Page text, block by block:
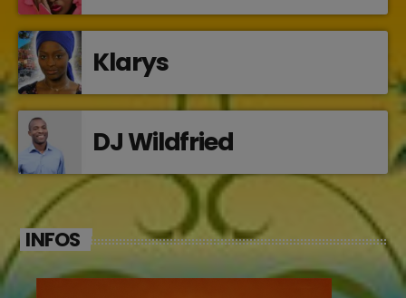
Klarys
DJ Wildfried
INFOS